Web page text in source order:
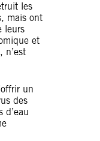
les
mais ont
leurs
et
n’est
un
des
d’eau